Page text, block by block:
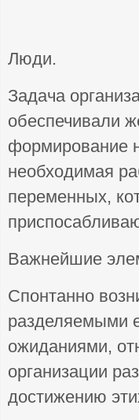
Люди.
Задача
обеспечивали
формирование
необходимая
переменных,
Важнейшие
Спонтанно
разделяемыми
ожиданиями,
организации
достижению